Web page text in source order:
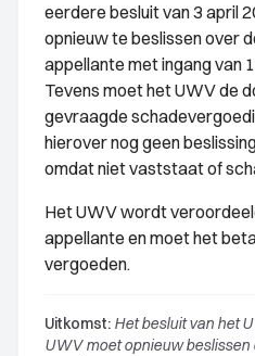
eerdere besluit van 3 april
opnieuw te beslissen over
appellante met ingang van
Tevens moet het UWV de
gevraagde
hierover nog geen
omdat niet vaststaat of
Het UWV wordt
appellante en moet het
vergoeden.
Uitkomst: Het besluit van het
UWV moet opnieuw